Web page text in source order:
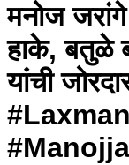
मनोज जरांगे
हाके, बतुळे
यांची